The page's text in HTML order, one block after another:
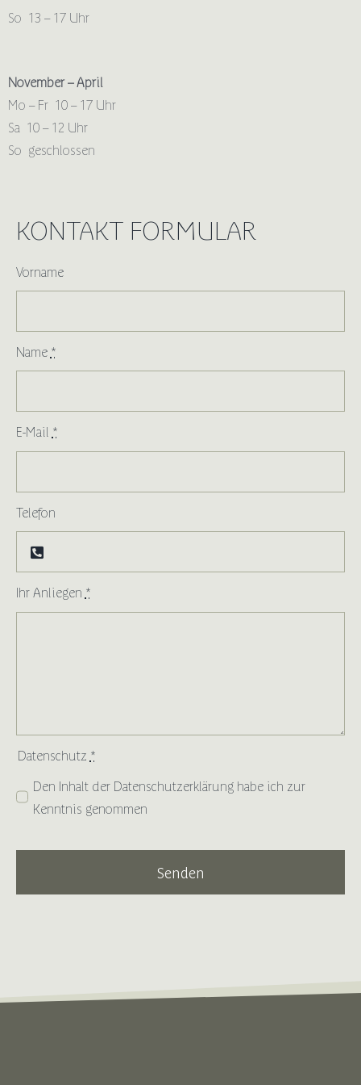
So 13 – 17 Uhr
November – April
Mo – Fr 10 – 17 Uhr
Sa 10 – 12 Uhr
So geschlossen
KONTAKT FORMULAR
Vorname
Name *
E-Mail *
Telefon
Ihr Anliegen *
Datenschutz *
Den Inhalt der Datenschutzerklärung habe ich zur
Kenntnis genommen
Senden